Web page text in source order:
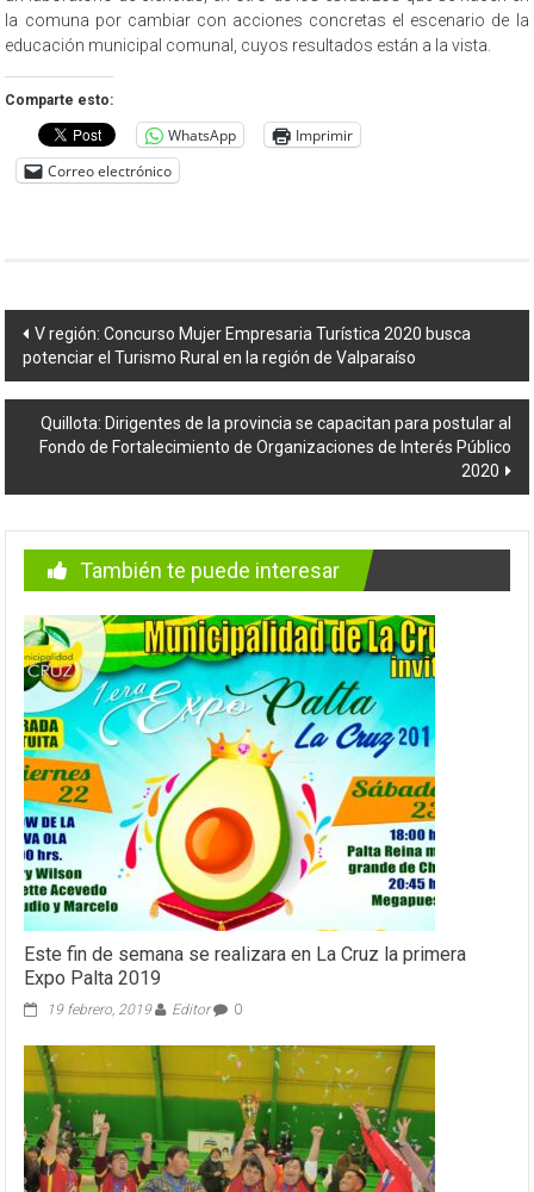
la comuna por cambiar con acciones concretas el escenario de la
educación municipal comunal, cuyos resultados están a la vista.
Comparte esto:
WhatsApp
Imprimir
Correo electrónico
Navegación
de
entradas
V región: Concurso Mujer Empresaria Turística 2020 busca
potenciar el Turismo Rural en la región de Valparaíso
Quillota: Dirigentes de la provincia se capacitan para postular al
Fondo de Fortalecimiento de Organizaciones de Interés Público
2020
También te puede interesar
Este fin de semana se realizara en La Cruz la primera
Expo Palta 2019
19 febrero, 2019 Editor 0